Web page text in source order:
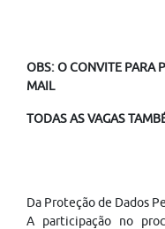
OBS: O CONVITE PARA
MAIL
TODAS AS VAGAS
Da Proteção de Dados
A participação no